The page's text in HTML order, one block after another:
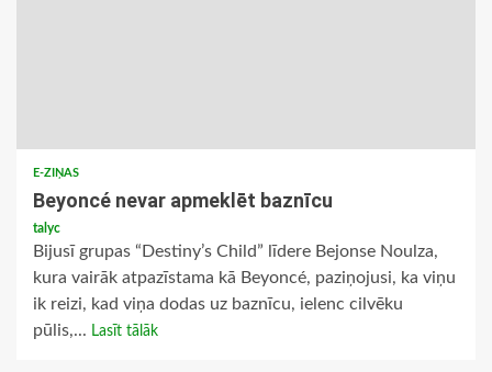
E-ZIŅAS
Beyoncé nevar apmeklēt baznīcu
talyc
Bijusī grupas “Destiny’s Child” līdere Bejonse Noulza,
kura vairāk atpazīstama kā Beyoncé, paziņojusi, ka viņu
ik reizi, kad viņa dodas uz baznīcu, ielenc cilvēku
pūlis,... Lasīt tālāk